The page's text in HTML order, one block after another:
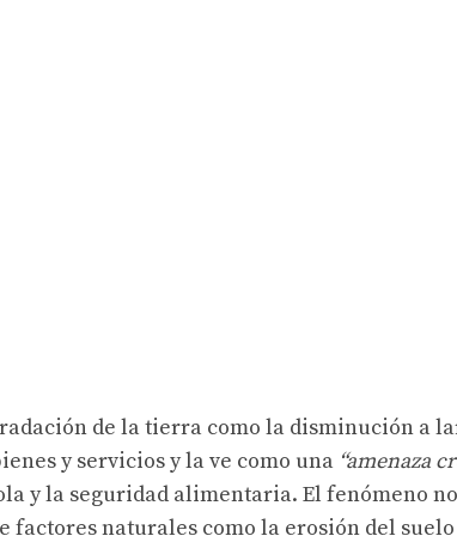
de la tierra como la disminución a
y servicios y la ve como una “amenaza
y la seguridad alimentaria. El fenómeno
factores naturales como la erosión del